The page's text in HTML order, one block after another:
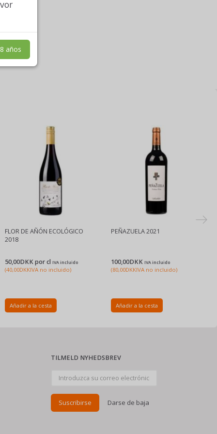
FLOR DE AÑÓN ECOLÓGICO
2018
50,00DKK porcl IVA incluido
(40,00DKKIVA no incluido)
Añadir a la cesta
PEÑAZUELA 2021
100,00DKK IVA incluido
(80,00DKKIVA no incluido)
Añadir a la cesta
TILMELD NYHEDSBREV
electrónico
Suscribirse Darse de baja
años